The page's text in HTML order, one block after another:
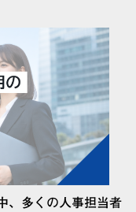
、多くの人事担当者